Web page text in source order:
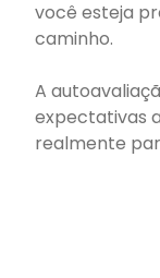
você esteja
caminho.
A
expectativas
realmente